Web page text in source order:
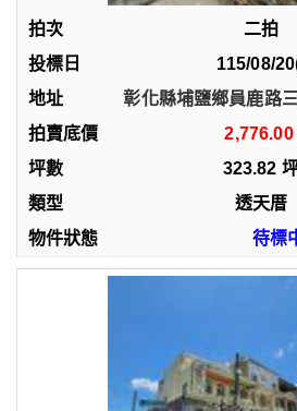
二拍
115/08/
彰化縣埔鹽鄉員鹿路
2,776.00
323.82
透天厝
待標